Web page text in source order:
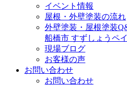
イベント情報
屋根・外壁塗装の流れ
外壁塗装・屋根塗装
船橋市 すずしょうペ
現場ブログ
お客様の声
お問い合わせ
お問い合わせ